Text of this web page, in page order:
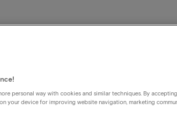
personal way with cookies and similar techniques. By
your device for improving website navigation, marketing